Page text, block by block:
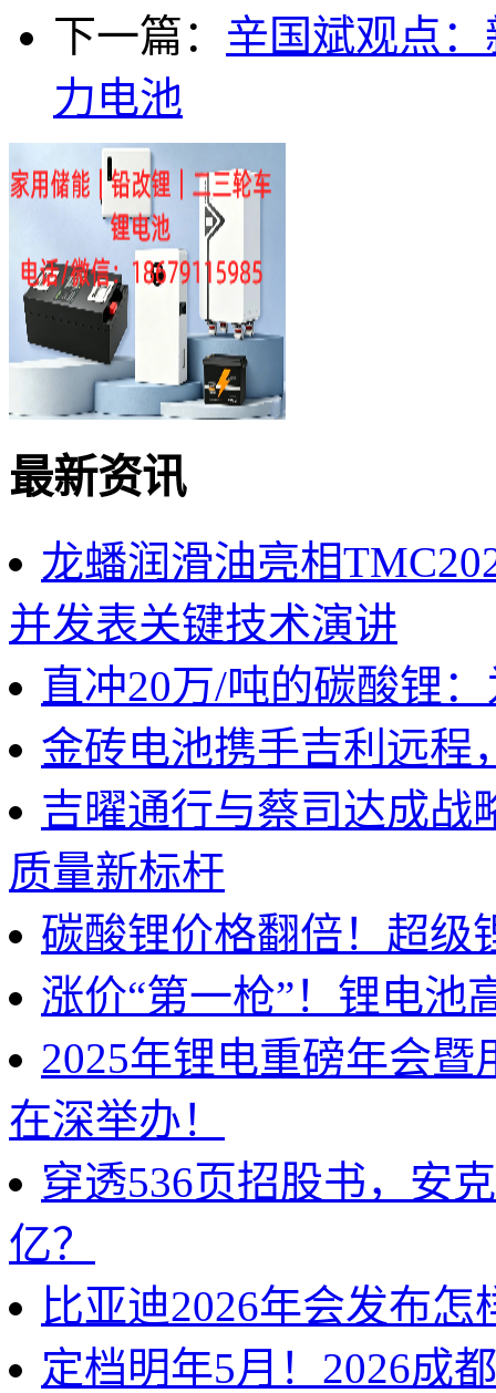
下一篇： 辛国斌观点
力电池
最新资讯
龙蟠润滑油亮相
并发表关键技术演讲
直冲20万/吨的碳酸锂
金砖电池携手吉利远程
吉曜通行与蔡司达成战
质量新标杆
碳酸锂价格翻倍！超级
涨价“第一枪”！锂电池
2025年锂电重磅年会
在深举办！
穿透536页招股书，安
亿？
比亚迪2026年会发布
定档明年5月！2026成